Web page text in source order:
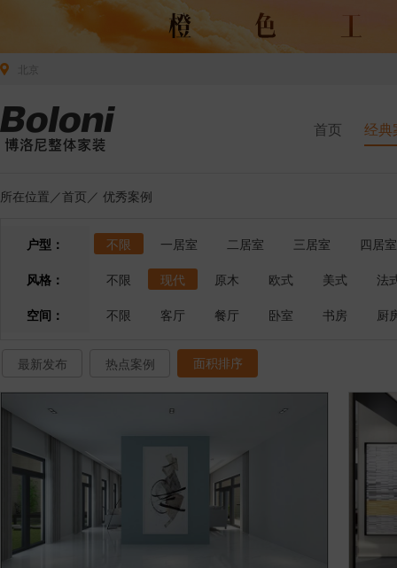
首页 经典
所在位置／首页 ／ 优秀案例
户型： 不限 一居室 二居室 三居室
四居室
风格：
不限 现代 原木 欧式 美式
法
空间：
不限 客厅 餐厅 卧室 书房 厨
最新发布 热点案例 面积排序